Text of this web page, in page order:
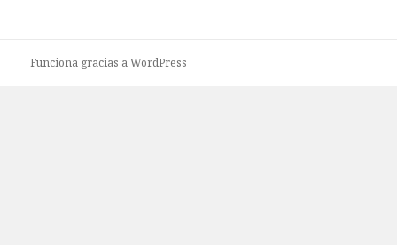
Funciona gracias a WordPress